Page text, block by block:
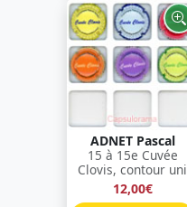
ADNET Pascal
15 à 15e Cuvée
Clovis, contour uni
12,00€